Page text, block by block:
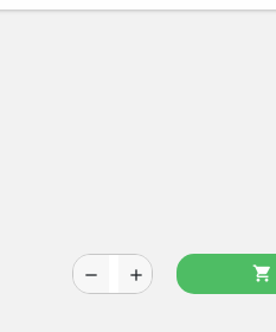
remove add shopping_cart